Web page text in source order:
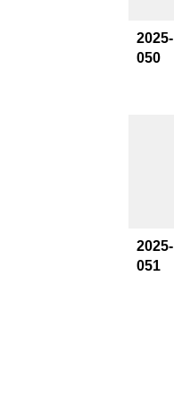
2025-
050
2025-
051